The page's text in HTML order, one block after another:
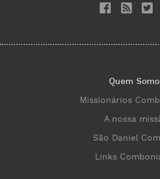
Quem
Missionários
A nossa
São Daniel
Links